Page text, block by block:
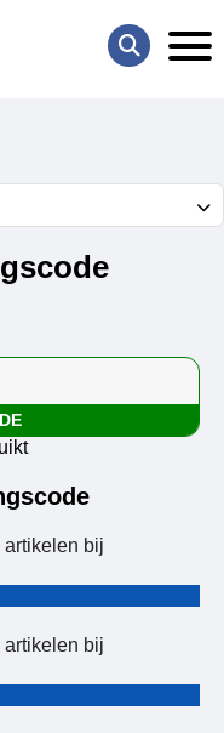
bij
bij